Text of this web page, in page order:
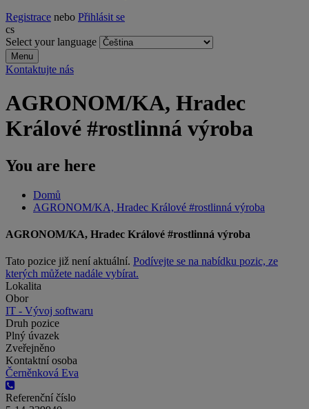
Registrace nebo Přihlásit se
cs
Select your language
Menu
Kontaktujte nás
AGRONOM/KA, Hradec
Králové #rostlinná výroba
You are here
Domů
AGRONOM/KA, Hradec Králové #rostlinná výroba
AGRONOM/KA, Hradec Králové #rostlinná výroba
Tato pozice již není aktuální. Podívejte se na nabídku pozic, ze
kterých můžete nadále vybírat.
Lokalita
Obor
IT - Vývoj softwaru
Druh pozice
Plný úvazek
Zveřejněno
Kontaktní osoba
Černěnková Eva
Referenční číslo